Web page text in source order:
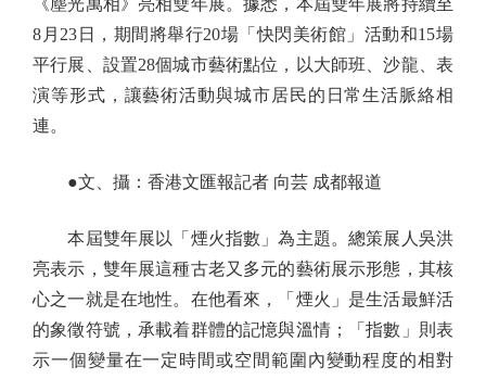
8月23日，期間將舉行20場「快閃美術館」活動和15場
平行展、設置28個城市藝術點位，以大師班、沙龍、表
演等形式，讓藝術活動與城市居民的日常生活脈絡相
連。
●文、攝：香港文匯報記者 向芸 成都報道
本屆雙年展以「煙火指數」為主題。總策展人吳洪
亮表示，雙年展這種古老又多元的藝術展示形態，其核
心之一就是在地性。在他看來，「煙火」是生活最鮮活
的象徵符號，承載着群體的記憶與溫情；「指數」則表
示一個變量在一定時間或空間範圍內變動程度的相對